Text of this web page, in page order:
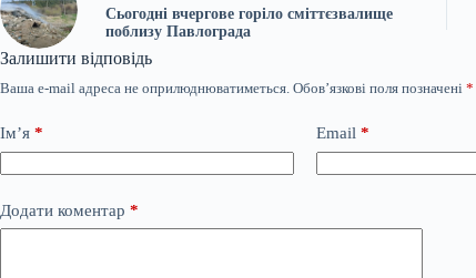
Сьогодні вчергове горіло сміттєзвалище
поблизу Павлограда
Залишити відповідь
Ваша e-mail адреса не оприлюднюватиметься. Обов’язкові поля позначені *
Ім’я * Email *
Додати коментар *